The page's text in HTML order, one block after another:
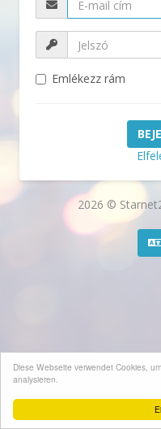
Diese Webseite verwendet Cookies,
analysieren.
Emlékezz rám
2026 ©